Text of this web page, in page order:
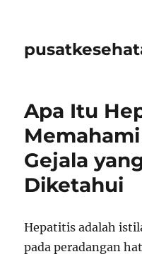
Apa Itu
Gejala
Diketahui
Hepatitis adalah
pada peradangan